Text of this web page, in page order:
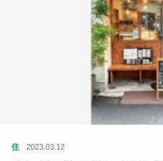
住 2023.03.12